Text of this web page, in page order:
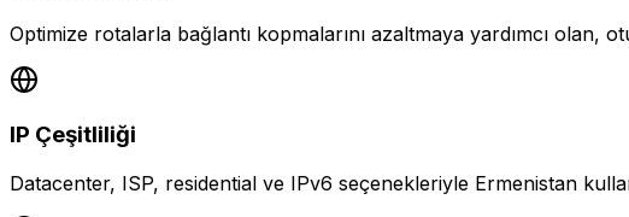
Optimize rotalarla bağlantı kopmalarını azaltmaya yardımcı olan,
IP Çeşitliliği
Datacenter, ISP, residential ve IPv6 seçenekleriyle Ermenistan